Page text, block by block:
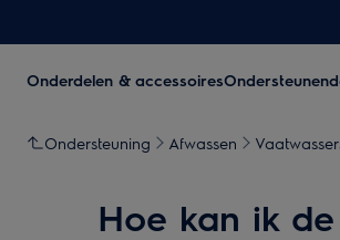
Onderdelen & accessoires
Ondersteuning Afwassen
Hoe kan ik